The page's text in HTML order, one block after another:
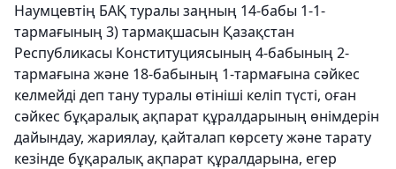
Наумцевтің БАҚ туралы заңның 14-бабы 1-1-
тармағының 3) тармақшасын Қазақстан
Республикасы Конституциясының 4-бабының 2-
тармағына және 18-бабының 1-тармағына сәйкес
келмейді деп тану туралы өтініші келіп түсті, оған
сәйкес бұқаралық ақпарат құралдарының өнімдерін
дайындау, жариялау, қайталап көрсету және тарату
кезінде бұқаралық ақпарат құралдарына, егер